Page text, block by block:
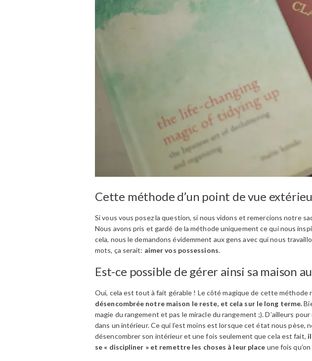
Cette méthode d’un point de vue
Si vous vous posez la question, si nous vidons et remercions notre
Nous avons pris et gardé de la méthode uniquement ce qui nous
cela, nous le demandons évidemment aux gens avec qui nous
mots, ça serait: aimer vos possessions.
Est-ce possible de gérer ainsi sa maison
Oui, cela est tout à fait gérable ! Le côté magique de cette
désencombrée notre maison le reste, et cela sur le long terme.
magie du rangement et pas le miracle du rangement ;). D’ailleurs
dans un intérieur. Ce qui l’est moins est lorsque cet état nous
désencombrer son intérieur et une fois seulement que cela est fait,
se « discipliner » et remettre les choses à leur place une fois